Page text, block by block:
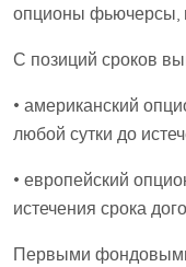
опционы фьючерсы,
С позиций сроков
• американский
любой сутки до
• европейский
истечения срока
Первыми